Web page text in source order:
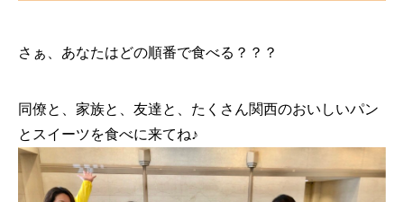
さぁ、あなたはどの順番で食べる？？？
同僚と、家族と、友達と、たくさん関西のおいしいパン
とスイーツを食べに来てね♪